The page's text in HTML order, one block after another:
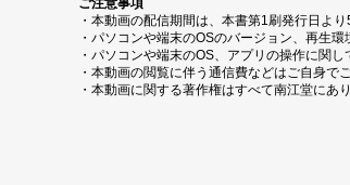
・本動画の配信期間は、本書第1刷発行日よ
・パソコンや端末のOSのバージョン、再生
・パソコンや端末のOS、アプリの操作に関
・本動画の閲覧に伴う通信費などはご自身で
・本動画に関する著作権はすべて南江堂にあ